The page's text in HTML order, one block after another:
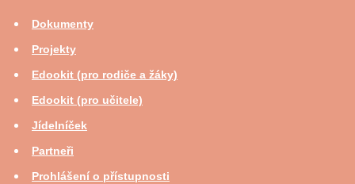
Dokumenty
Projekty
Edookit (pro rodiče a žáky)
Edookit (pro učitele)
Jídelníček
Partneři
Prohlášení o přístupnosti